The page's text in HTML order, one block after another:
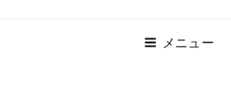
メニュー